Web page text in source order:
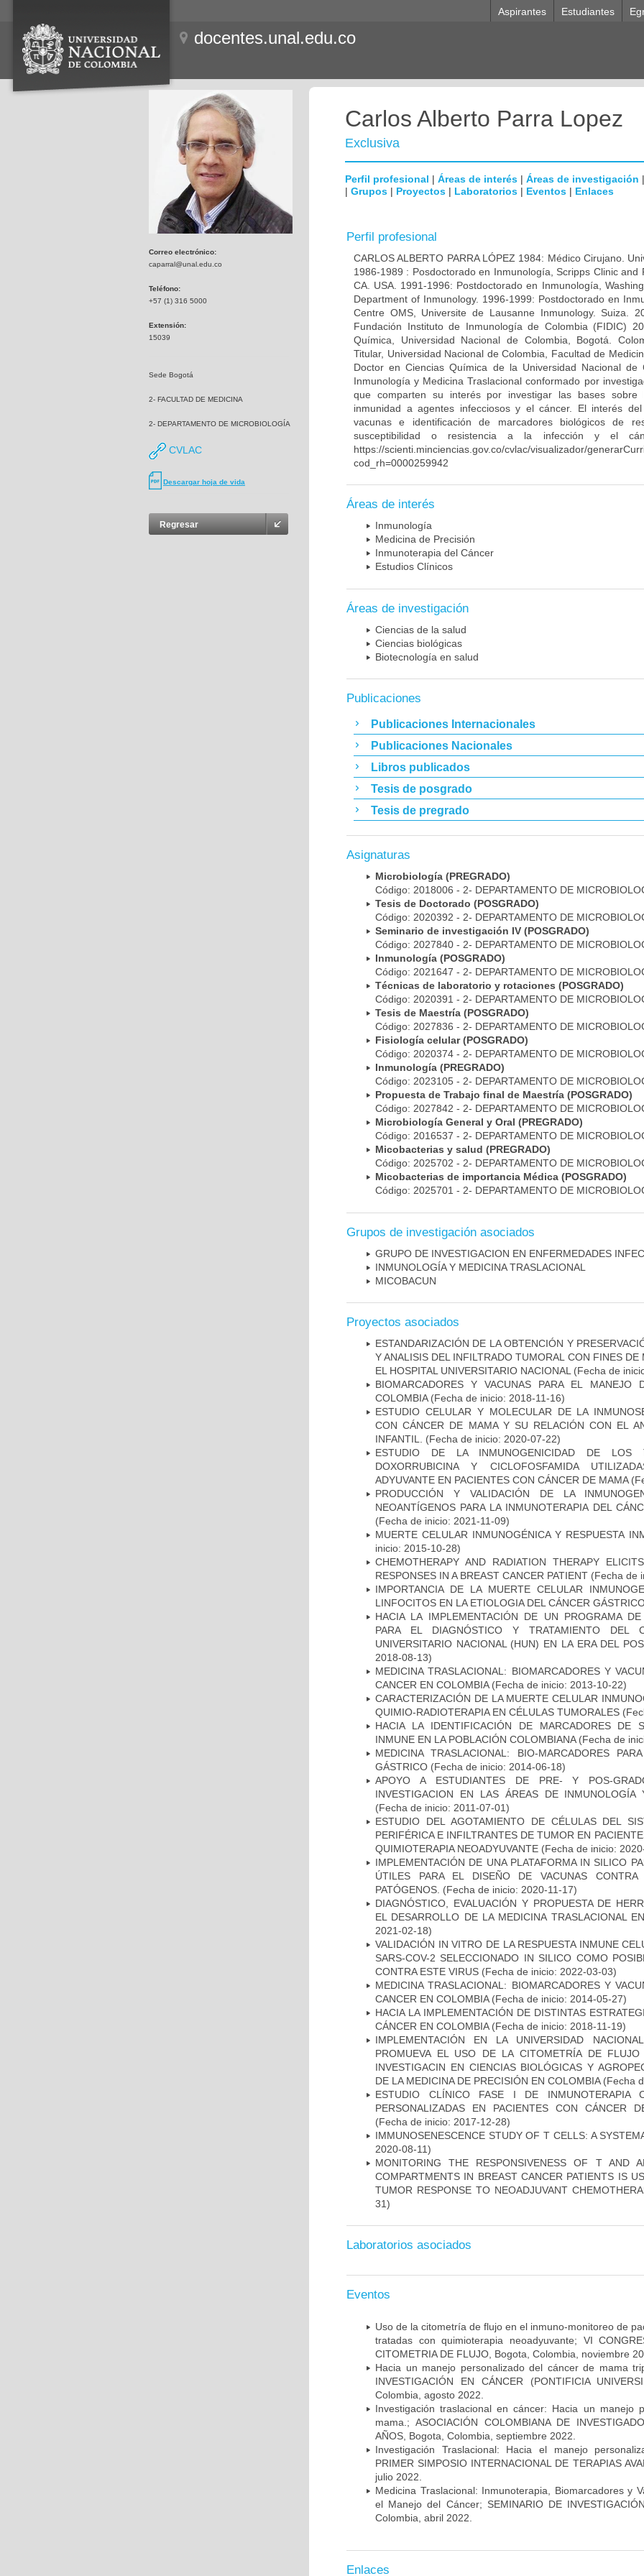
Aspirantes Estudiantes
docentes.unal.edu.co
Correo electrónico:
caparral@unal.edu.co
Teléfono:
+57 (1) 316 5000
Extensión:
15039
Sede Bogotá
2- FACULTAD DE MEDICINA
2- DEPARTAMENTO DE MICROBIOLOGÍA
CVLAC
Descargar hoja de vida
Regresar
Carlos Alberto Parra Lopez
Exclusiva
Perfil profesional | Áreas de interés | Áreas de investigación |
| Grupos | Proyectos | Laboratorios | Eventos | Enlaces
Perfil profesional
CARLOS ALBERTO PARRA LÓPEZ 1984: Médico Cirujano.
1986-1989 : Posdoctorado en Inmunología, Scripps Clinic and
CA. USA. 1991-1996: Postdoctorado en Inmunología,
Department of Inmunology. 1996-1999: Postdoctorado en
Centre OMS, Universite de Lausanne Inmunology. Suiza.
Fundación Instituto de Inmunología de Colombia (FIDIC)
Química, Universidad Nacional de Colombia, Bogotá.
Titular, Universidad Nacional de Colombia, Facultad de
Doctor en Ciencias Química de la Universidad Nacional
Inmunología y Medicina Traslacional conformado por
que comparten su interés por investigar las bases sobre
inmunidad a agentes infecciosos y el cáncer. El interés
vacunas e identificación de marcadores biológicos de
susceptibilidad o resistencia a la infección y el
https://scienti.minciencias.gov.co/cvlac/visualizador/
cod_rh=0000259942
Áreas de interés
Inmunología
Medicina de Precisión
Inmunoterapia del Cáncer
Estudios Clínicos
Áreas de investigación
Ciencias de la salud
Ciencias biológicas
Biotecnología en salud
Publicaciones
Publicaciones Internacionales
Publicaciones Nacionales
Libros publicados
Tesis de posgrado
Tesis de pregrado
Asignaturas
Microbiología (PREGRADO)
Código: 2018006 - 2- DEPARTAMENTO DE
Tesis de Doctorado (POSGRADO)
Código: 2020392 - 2- DEPARTAMENTO DE
Seminario de investigación IV (POSGRADO)
Código: 2027840 - 2- DEPARTAMENTO DE
Inmunología (POSGRADO)
Código: 2021647 - 2- DEPARTAMENTO DE
Técnicas de laboratorio y rotaciones (POSGRADO)
Código: 2020391 - 2- DEPARTAMENTO DE
Tesis de Maestría (POSGRADO)
Código: 2027836 - 2- DEPARTAMENTO DE
Fisiología celular (POSGRADO)
Código: 2020374 - 2- DEPARTAMENTO DE
Inmunología (PREGRADO)
Código: 2023105 - 2- DEPARTAMENTO DE
Propuesta de Trabajo final de Maestría (POSGRADO)
Código: 2027842 - 2- DEPARTAMENTO DE
Microbiología General y Oral (PREGRADO)
Código: 2016537 - 2- DEPARTAMENTO DE
Micobacterias y salud (PREGRADO)
Código: 2025702 - 2- DEPARTAMENTO DE
Micobacterias de importancia Médica (POSGRADO)
Código: 2025701 - 2- DEPARTAMENTO DE
Grupos de investigación asociados
GRUPO DE INVESTIGACION EN ENFERMEDADES
INMUNOLOGÍA Y MEDICINA TRASLACIONAL
MICOBAC­UN
Proyectos asociados
ESTANDARIZACIÓN DE LA OBTENCIÓN Y
Y ANALISIS DEL INFILTRADO TUMORAL CON FINES DE
EL HOSPITAL UNIVERSITARIO NACIONAL (Fecha de
BIOMARCADORES Y VACUNAS PARA EL MANEJO
COLOMBIA(Fecha de inicio: 2018-11-16)
ESTUDIO CELULAR Y MOLECULAR DE LA
CON CÁNCER DE MAMA Y SU RELACIÓN CON EL
INFANTIL.
(Fecha de inicio: 2020-07-22)
ESTUDIO DE LA INMUNOGENICIDAD DE LOS
DOXORRUBICINA Y CICLOFOSFAMIDA
ADYUVANTE EN PACIENTES CON CÁNCER DE MAMA
PRODUCCIÓN Y VALIDACIÓN DE LA
NEOANTÍGENOS PARA LA INMUNOTERAPIA DEL
(Fecha de inicio: 2021-11-09)
MUERTE CELULAR INMUNOGÉNICA Y RESPUESTA
inicio: 2015-10-28)
CHEMOTHERAPY AND RADIATION THERAPY
RESPONSES IN A BREAST CANCER PATIENT (Fecha de
IMPORTANCIA DE LA MUERTE CELULAR
LINFOCITOS EN LA ETIOLOGIA DEL CÁNCER
HACIA LA IMPLEMENTACIÓN DE UN PROGRAMA
PARA EL DIAGNÓSTICO Y TRATAMIENTO DEL
UNIVERSITARIO NACIONAL (HUN) EN LA ERA DEL
2018-08-13)
MEDICINA TRASLACIONAL: BIOMARCADORES Y
CANCER EN COLOMBIA(Fecha de inicio: 2013-10-22)
CARACTERIZACIÓN DE LA MUERTE CELULAR
QUIMIO-RADIOTERAPIA EN CÉLULAS TUMORALES
HACIA LA IDENTIFICACIÓN DE MARCADORES DE
INMUNE EN LA POBLACIÓN COLOMBIANA(Fecha de
MEDICINA TRASLACIONAL: BIO-MARCADORES
GÁSTRICO (Fecha de inicio: 2014-06-18)
APOYO A ESTUDIANTES DE PRE- Y POS-
INVESTIGACION EN LAS ÁREAS DE INMUNOLOGÍA
(Fecha de inicio: 2011-07-01)
ESTUDIO DEL AGOTAMIENTO DE CÉLULAS DEL
PERIFÉRICA E INFILTRANTES DE TUMOR EN
QUIMIOTERAPIA NEOADYUVANTE (Fecha de inicio:
IMPLEMENTACIÓN DE UNA PLATAFORMA IN SILICO
ÚTILES PARA EL DISEÑO DE VACUNAS
PATÓGENOS. (Fecha de inicio: 2020-11-17)
DIAGNÓSTICO, EVALUACIÓN Y PROPUESTA DE
EL DESARROLLO DE LA MEDICINA TRASLACIONAL
2021-02-18)
VALIDACIÓN IN VITRO DE LA RESPUESTA INMUNE
SARS-COV-2 SELECCIONADO IN SILICO COMO
CONTRA ESTE VIRUS (Fecha de inicio: 2022-03-03)
MEDICINA TRASLACIONAL: BIOMARCADORES Y
CANCER EN COLOMBIA(Fecha de inicio: 2014-05-27)
HACIA LA IMPLEMENTACIÓN DE DISTINTAS
CÁNCER EN COLOMBIA(Fecha de inicio: 2018-11-19)
IMPLEMENTACIÓN EN LA UNIVERSIDAD
PROMUEVA EL USO DE LA CITOMETRÍA DE FLUJO
INVESTIGACIN EN CIENCIAS BIOLÓGICAS Y
DE LA MEDICINA DE PRECISIÓN EN COLOMBIA(Fecha
ESTUDIO CLÍNICO FASE I DE INMUNOTERAPIA
PERSONALIZADAS EN PACIENTES CON CÁNCER
(Fecha de inicio: 2017-12-28)
IMMUNOSENESCENCE STUDY OF T CELLS: A
2020-08-11)
MONITORING THE RESPONSIVENESS OF T AND
COMPARTMENTS IN BREAST CANCER PATIENTS IS
TUMOR RESPONSE TO NEOADJUVANT
31)
Laboratorios asociados
Eventos
Uso de la citometría de flujo en el inmuno-monitoreo de
tratadas con quimioterapia neoadyuvante; VI
CITOMETRIA DE FLUJO, Bogota, Colombia, noviembre
Hacia un manejo personalizado del cáncer de mama
INVESTIGACIÓN EN CÁNCER (PONTIFICIA
Colombia, agosto 2022.
Investigación traslacional en cáncer: Hacia un manejo
mama.; ASOCIACIÓN COLOMBIANA DE
AÑOS, Bogota, Colombia, septiembre 2022.
Investigación Traslacional: Hacia el manejo
PRIMER SIMPOSIO INTERNACIONAL DE TERAPIAS
julio 2022.
Medicina Traslacional: Inmunoterapia, Biomarcadores y
el Manejo del Cáncer; SEMINARIO DE
Colombia, abril 2022.
Enlaces